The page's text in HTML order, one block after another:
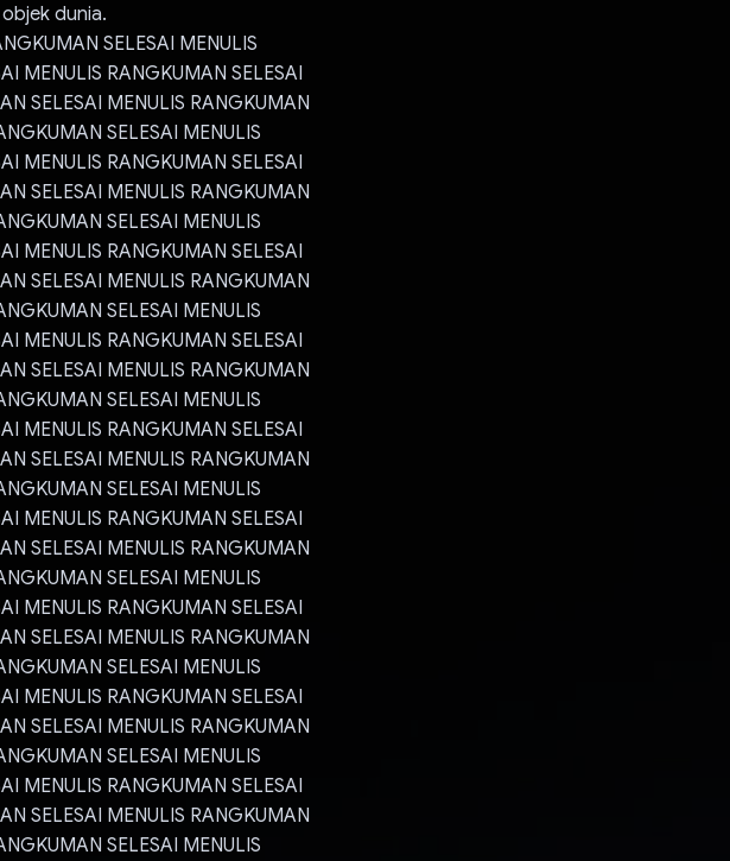
dunia.
SELESAI MENULIS
MENULIS RANGKUMAN SELESAI
SELESAI MENULIS RANGKUMAN
SELESAI MENULIS
MENULIS RANGKUMAN SELESAI
SELESAI MENULIS RANGKUMAN
SELESAI MENULIS
MENULIS RANGKUMAN SELESAI
SELESAI MENULIS RANGKUMAN
SELESAI MENULIS
MENULIS RANGKUMAN SELESAI
SELESAI MENULIS RANGKUMAN
SELESAI MENULIS
MENULIS RANGKUMAN SELESAI
SELESAI MENULIS RANGKUMAN
SELESAI MENULIS
MENULIS RANGKUMAN SELESAI
SELESAI MENULIS RANGKUMAN
SELESAI MENULIS
MENULIS RANGKUMAN SELESAI
SELESAI MENULIS RANGKUMAN
SELESAI MENULIS
MENULIS RANGKUMAN SELESAI
SELESAI MENULIS RANGKUMAN
SELESAI MENULIS
MENULIS RANGKUMAN SELESAI
SELESAI MENULIS RANGKUMAN
SELESAI MENULIS